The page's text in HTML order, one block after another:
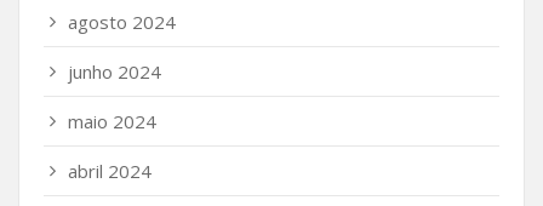
agosto 2024
junho 2024
maio 2024
abril 2024